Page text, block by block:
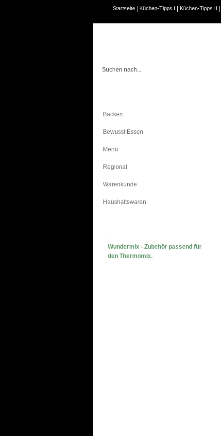
Startseite Küchen-Tipps I Küchen-Tipps II
Backen
Bewusst Essen
Menü
Regional
Warenkunde
Haushaltswaren
Wundermix - Zubehör passend für
den Thermomix.